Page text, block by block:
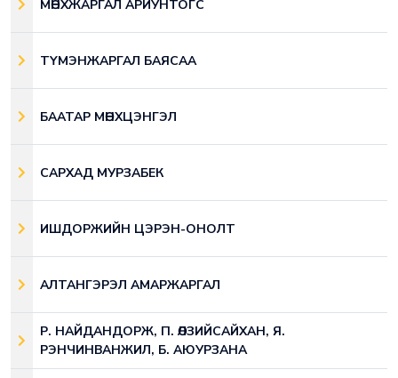
МӨНХЖАРГАЛ АРИУНТОГС
ТҮМЭНЖАРГАЛ БАЯСАА
БААТАР МӨНХЦЭНГЭЛ
САРХАД МУРЗАБЕК
ИШДОРЖИЙН ЦЭРЭН-ОНОЛТ
АЛТАНГЭРЭЛ АМАРЖАРГАЛ
Р. НАЙДАНДОРЖ, П. ӨЛЗИЙСАЙХАН, Я.
РЭНЧИНВАНЖИЛ, Б. АЮУРЗАНА